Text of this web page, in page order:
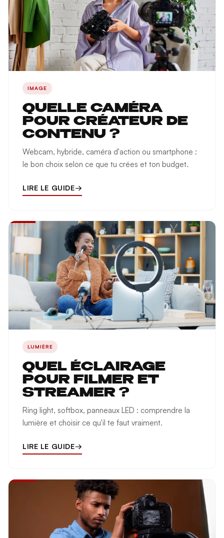
IMAGE
QUELLE CAMÉRA
POUR CRÉATEUR DE
CONTENU ?
Webcam, hybride, caméra d'action ou smartphone :
le bon choix selon ce que tu crées et ton budget.
LIRE LE GUIDE→
LUMIÈRE
QUEL ÉCLAIRAGE
POUR FILMER ET
STREAMER ?
Ring light, softbox, panneaux LED : comprendre la
lumière et choisir ce qu'il te faut vraiment.
LIRE LE GUIDE→